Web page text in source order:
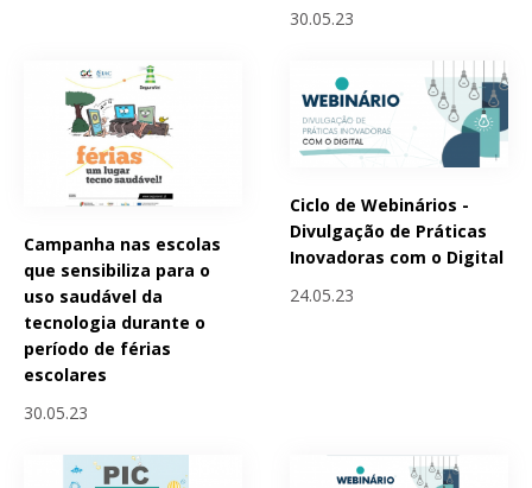
30.05.23
Campanha nas escolas
que sensibiliza para o
uso saudável da
tecnologia durante o
período de férias
escolares
30.05.23
Ciclo de Webinários -
Divulgação de Práticas
Inovadoras com o Digital
24.05.23